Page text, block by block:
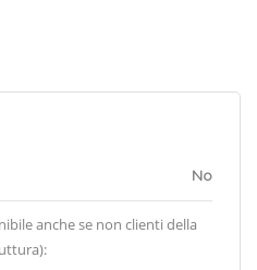
No
anche se non clienti della